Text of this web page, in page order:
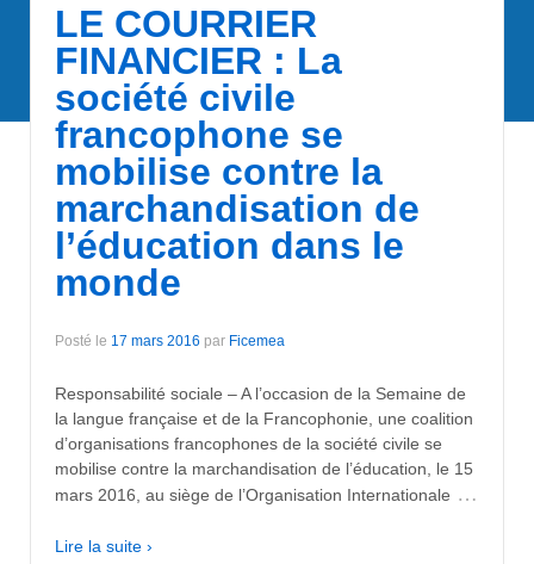
LE COURRIER
FINANCIER : La
société civile
francophone se
mobilise contre la
marchandisation de
l’éducation dans le
monde
Posté le 17 mars 2016 par Ficemea
Responsabilité sociale – A l’occasion de la Semaine de
la langue française et de la Francophonie, une coalition
d’organisations francophones de la société civile se
mobilise contre la marchandisation de l’éducation, le 15
mars 2016, au siège de l’Organisation Internationale …
Lire la suite ›